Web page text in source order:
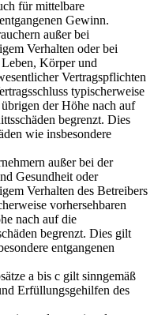
für mittelbare
Gewinn.
außer bei
Verhalten oder bei
Leben, Körper und
Vertragspflichten
typischerweise
der Höhe nach auf
begrenzt. Dies
wie insbesondere
außer bei der
Gesundheit oder
Verhalten des Betreibers
vorhersehbaren
nach auf die
begrenzt. Dies gilt
entgangenen
a bis c gilt sinngemäß
Erfüllungsgehilfen des